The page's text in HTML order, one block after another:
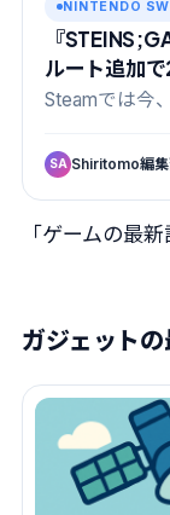
NINTENDO
『
ルート追加
Steamでは今
SA Shiritomo編
「ゲームの最
ガジェット